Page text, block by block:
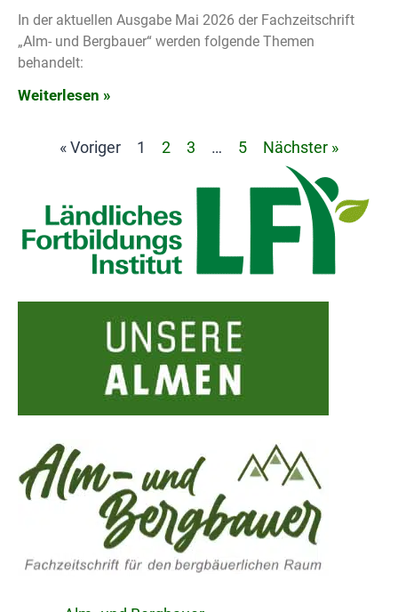
In der aktuellen Ausgabe Mai 2026 der Fachzeitschrift
„Alm- und Bergbauer“ werden folgende Themen
behandelt:
Weiterlesen »
« Voriger 1 2 3 … 5 Nächster »